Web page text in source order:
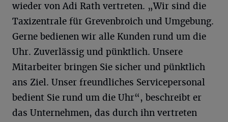
wieder von Adi Rath vertreten. „Wir sind die
Taxizentrale für Grevenbroich und Umgebung.
Gerne bedienen wir alle Kunden rund um die
Uhr. Zuverlässig und pünktlich. Unsere
Mitarbeiter bringen Sie sicher und pünktlich
ans Ziel. Unser freundliches Servicepersonal
bedient Sie rund um die Uhr“, beschreibt er
das Unternehmen, das durch ihn vertreten